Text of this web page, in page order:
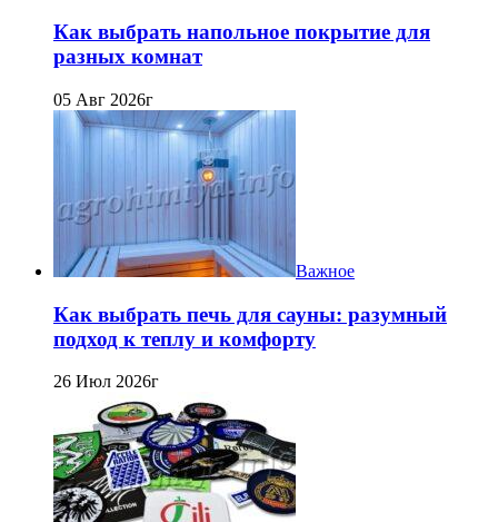
Как выбрать напольное покрытие для
разных комнат
05 Авг 2026г
Важное
Как выбрать печь для сауны: разумный
подход к теплу и комфорту
26 Июл 2026г